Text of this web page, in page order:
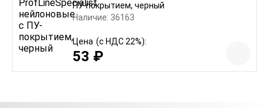
ПУ-покрытием, черный
Наличие: 36163
Цена (с НДС 22%):
53 ₽